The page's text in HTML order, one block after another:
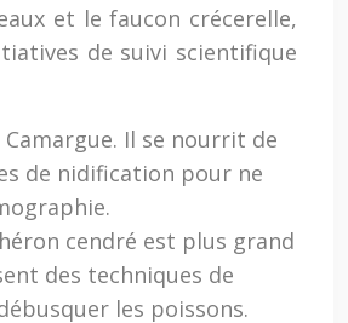
et le faucon crécerelle,
de suivi scientifique
Il se nourrit de
de nidification pour ne
cendré est plus grand
des techniques de
les poissons.